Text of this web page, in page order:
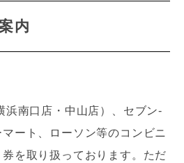
内
浜南口店・中山店）、セブン‐
ート、ローソン等のコンビニ
を取り扱っております。ただ